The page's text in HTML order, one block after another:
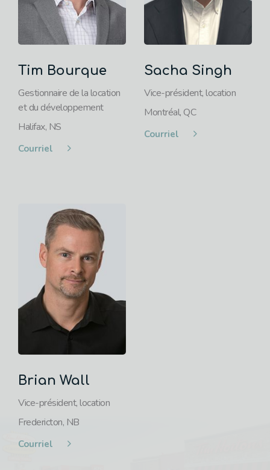
Tim Bourque
Gestionnaire de la location
et du développement
Halifax, NS
Courriel
Sacha Singh
Vice-président, location
Montréal, QC
Courriel
Brian Wall
Vice-président, location
Fredericton, NB
Courriel